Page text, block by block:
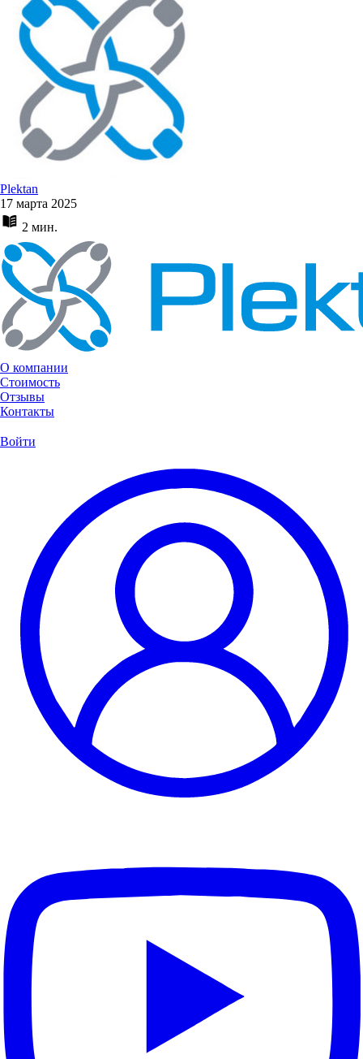
Plektan
17 марта 2025
2 мин.
О компании
Стоимость
Отзывы
Контакты
Войти